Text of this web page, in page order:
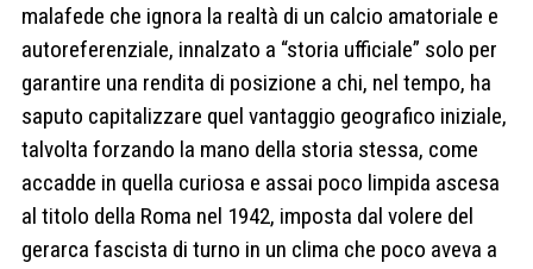
malafede che ignora la realtà di un calcio amatoriale e
autoreferenziale, innalzato a “storia ufficiale” solo per
garantire una rendita di posizione a chi, nel tempo, ha
saputo capitalizzare quel vantaggio geografico iniziale,
talvolta forzando la mano della storia stessa, come
accadde in quella curiosa e assai poco limpida ascesa
al titolo della Roma nel 1942, imposta dal volere del
gerarca fascista di turno in un clima che poco aveva a